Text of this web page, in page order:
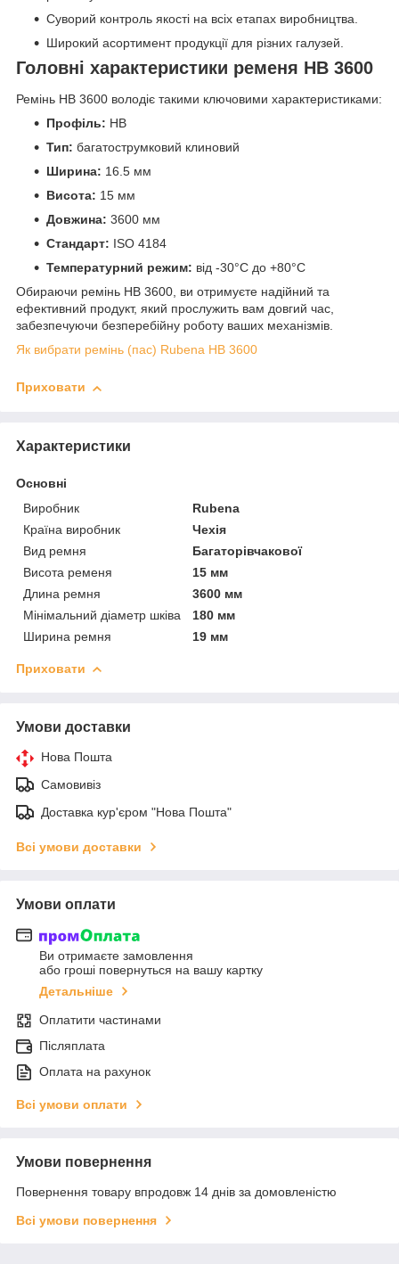
Суворий контроль якості на всіх етапах виробництва.
Широкий асортимент продукції для різних галузей.
Головні характеристики ременя HB 3600
Ремінь HB 3600 володіє такими ключовими характеристиками:
Профіль: HB
Тип: багатострумковий клиновий
Ширина: 16.5 мм
Висота: 15 мм
Довжина: 3600 мм
Стандарт: ISO 4184
Температурний режим: від -30°C до +80°C
Обираючи ремінь HB 3600, ви отримуєте надійний та
ефективний продукт, який прослужить вам довгий час,
забезпечуючи безперебійну роботу ваших механізмів.
Як вибрати ремінь (пас) Rubena HB 3600
Приховати
Характеристики
Основні
Виробник
Rubena
Країна виробник
Чехія
Вид ремня
Багаторівчакової
Висота ременя
15 мм
Длина ремня
3600 мм
Мінімальний діаметр шківа
180 мм
Ширина ремня
19 мм
Приховати
Умови доставки
Нова Пошта
Самовивіз
Доставка кур'єром "Нова Пошта"
Всі умови доставки
Умови оплати
Ви отримаєте замовлення
або гроші повернуться на вашу картку
Детальніше
Оплатити частинами
Післяплата
Оплата на рахунок
Всі умови оплати
Умови повернення
Повернення товару впродовж 14 днів за домовленістю
Всі умови повернення